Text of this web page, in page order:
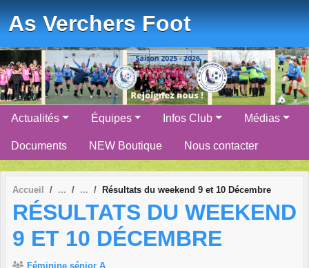
As Verchers Foot
Actualités Équipes Infos Club Médias
Documents NEW Boutique Nous contacter
Accueil Résultats du weekend 9 et 10 Décembre
RÉSULTATS DU WEEKEND
9 ET 10 DÉCEMBRE
Féminine sénior A